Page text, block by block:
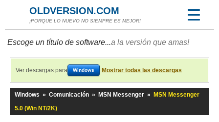
OLDVERSION.COM
¡PORQUE LO NUEVO NO SIEMPRE ES MEJOR!
Escoge un título de software...a la versión que amas!
Ver descargas para Windows Mostrar todas las descargas
Windows » Comunicación » MSN Messenger »
MSN Messenger
5.0 (Win NT/2K)